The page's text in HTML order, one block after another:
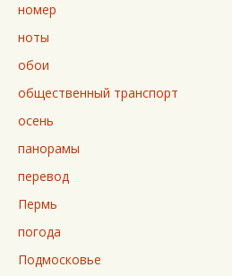
номер
ноты
обои
общественный транспорт
осень
панорамы
перевод
Пермь
погода
Подмосковье